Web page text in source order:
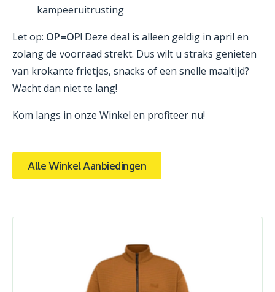
kampeeruitrusting
Let op: OP=OP! Deze deal is alleen geldig in april en
zolang de voorraad strekt. Dus wilt u straks genieten
van krokante frietjes, snacks of een snelle maaltijd?
Wacht dan niet te lang!
Kom langs in onze Winkel en profiteer nu!
Alle Winkel Aanbiedingen